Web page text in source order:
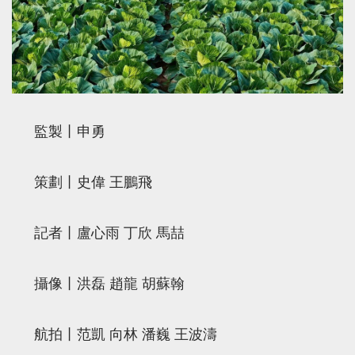
監製丨申勇
策劃丨史偉 王鵬飛
記者丨盧心雨 丁欣 馬喆
攝像丨洪磊 趙龍 胡蘇翰
航拍丨范凱 向林 潘巍 王波濤